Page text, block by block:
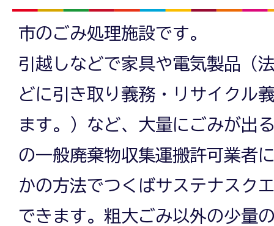
市のごみ処理施設です。
引越しなどで家具や電気製品（
どに引き取り義務・リサイクル
ます。）など、大量にごみが出
の一般廃棄物収集運搬許可業者
かの方法でつくばサステナスク
できます。粗大ごみ以外の少量